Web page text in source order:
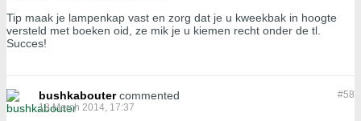
Tip maak je lampenkap vast en zorg dat je u kweekbak in hoogte
versteld met boeken oid, ze mik je u kiemen recht onder de tl.
Succes!
#58
bushkabouter commented
18 March 2014, 17:37